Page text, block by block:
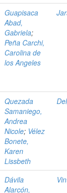
Guapisaca
Abad,
Gabriela;
Peña Carchi,
Carolina de
los Angeles
Quezada
Samaniego,
Andrea
Nicole; Vélez
Bonete,
Karen
Lissbeth
Dávila
Alarcón,